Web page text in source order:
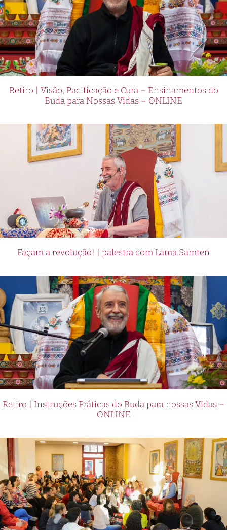
Retiro | Visão, Pacificação e Cura – Ensinamentos do
Buda para Nossas Vidas – ONLINE
Façam a revolução! | palestra com Lama Samten
Retiro | Instruções Práticas do Buda para nossas Vidas –
ONLINE